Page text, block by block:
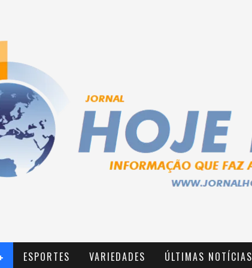
ESPORTES VARIEDADES ÚLTIMAS NOTÍCIAS